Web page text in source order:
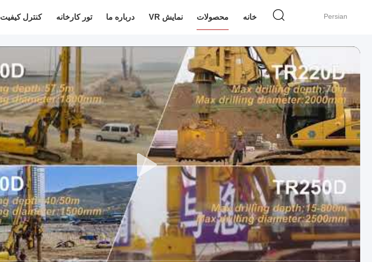
Persian خانه محصولات نمایش VR درباره ما تور کارخانه کنترل کیفیت